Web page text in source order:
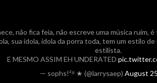
não fica feia, não escreve uma música ruim,
sua ídola, ídola da porra toda, tem um estilo
estilista.
E MESMO ASSIM EH UNDERATED
— sophs!²⁸ ★ (@larrysaep) August